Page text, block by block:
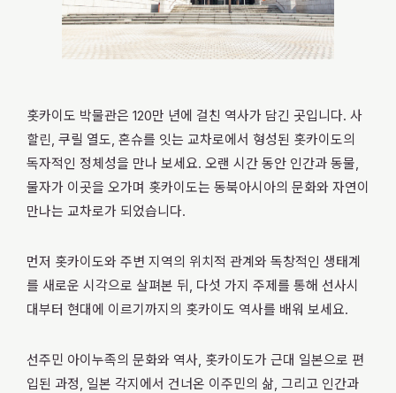
홋카이도 박물관은 120만 년에 걸친 역사가 담긴 곳입니다. 사
할린, 쿠릴 열도, 혼슈를 잇는 교차로에서 형성된 홋카이도의
독자적인 정체성을 만나 보세요. 오랜 시간 동안 인간과 동물,
물자가 이곳을 오가며 홋카이도는 동북아시아의 문화와 자연이
만나는 교차로가 되었습니다.
먼저 홋카이도와 주변 지역의 위치적 관계와 독창적인 생태계
를 새로운 시각으로 살펴본 뒤, 다섯 가지 주제를 통해 선사시
대부터 현대에 이르기까지의 홋카이도 역사를 배워 보세요.
선주민 아이누족의 문화와 역사, 홋카이도가 근대 일본으로 편
입된 과정, 일본 각지에서 건너온 이주민의 삶, 그리고 인간과